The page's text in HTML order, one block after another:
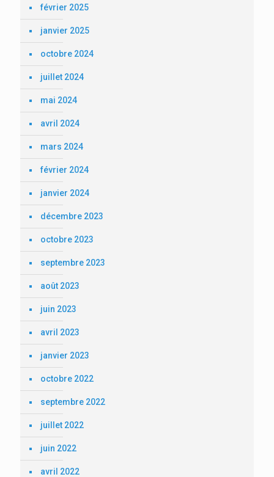
février 2025
janvier 2025
octobre 2024
juillet 2024
mai 2024
avril 2024
mars 2024
février 2024
janvier 2024
décembre 2023
octobre 2023
septembre 2023
août 2023
juin 2023
avril 2023
janvier 2023
octobre 2022
septembre 2022
juillet 2022
juin 2022
avril 2022